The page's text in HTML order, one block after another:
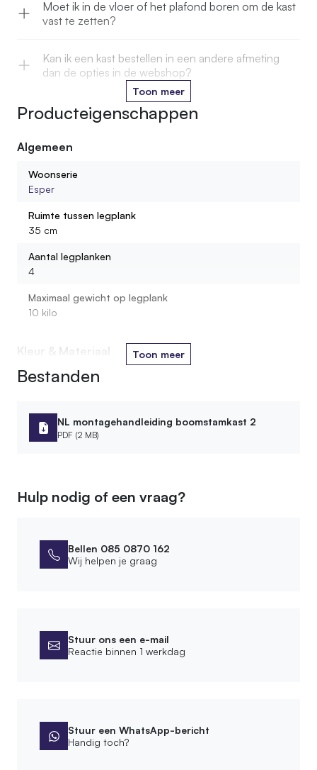
Moet ik in de vloer of het plafond boren om de kast
vast te zetten?
Kan ik een kast bestellen in een andere afmeting
dan de opties in de webshop?
Kan ik de stam in een kleur laten oliën die past bij
mijn interieur?
Uit wat voor materiaal bestaan de legplanken?
Toon meer
Producteigenschappen
Algemeen
Woonserie
Esper
Ruimte tussen legplank
35 cm
Aantal legplanken
4
Maximaal gewicht op legplank
10 kilo
Kleur & Materiaal
Houtsoort stam
Houtsoort plank
Loofhout
Soort legplank
Afmetingen
Leveringsvorm
Vrijstaand
Bevestigingsmateriaal meegeleverd
Toon meer
Bestanden
NL montagehandleiding boomstamkast 2
PDF (2 MB)
Hulp nodig of een vraag?
Bellen 085 0870 162
Wij helpen je graag
Stuur ons een e-mail
Reactie binnen 1 werkdag
Stuur een WhatsApp-bericht
Handig toch?